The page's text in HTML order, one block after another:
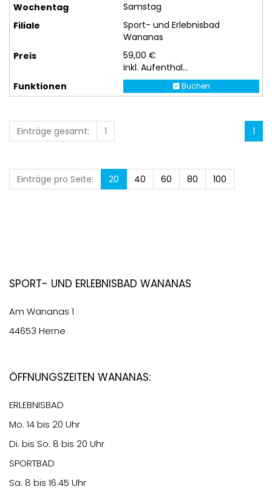
Samstag
Sport- und Erlebnisbad
Wananas
59,00 €
inkl. Aufenthal...
Buchen
1
Einträge gesamt: 1
Einträge pro Seite: 20 40 60 80 100
Sport- und Erlebnisbad Wananas
Am Wananas 1
44653 Herne
Öffnungszeiten Wananas:
ERLEBNISBAD
Mo. 14 bis 20 Uhr
Di. bis So. 8 bis 20 Uhr
SPORTBAD
Sa. 8 bis 16.45 Uhr